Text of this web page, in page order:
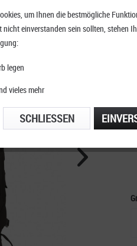
um Ihnen die bestmögliche
nicht einverstanden sein sollten, stehen
legen
vieles mehr
SCHLIESSEN